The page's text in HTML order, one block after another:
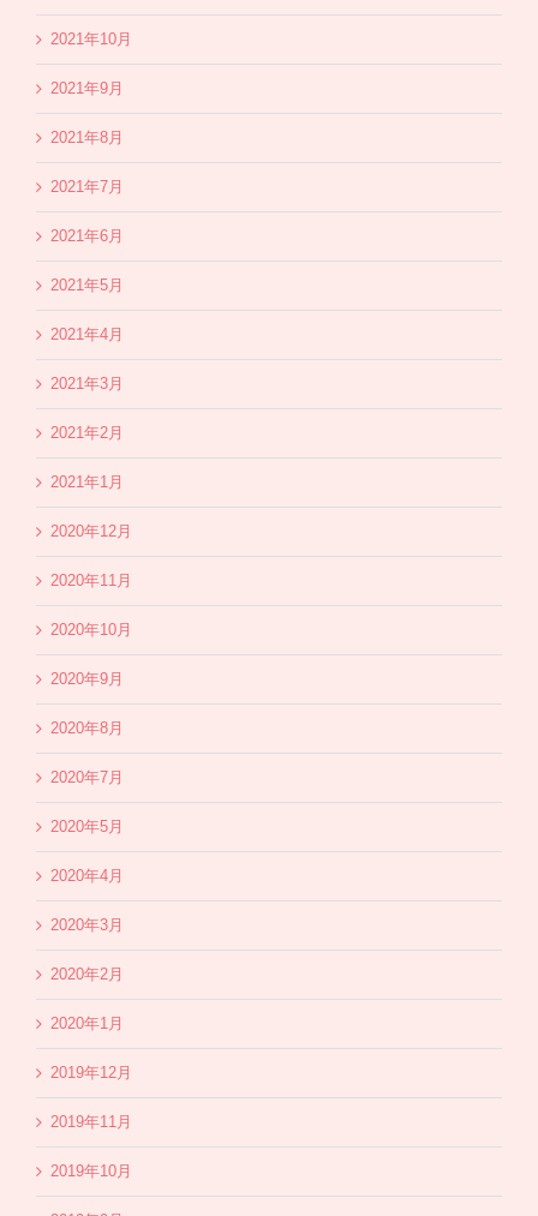
2021年10月
2021年9月
2021年8月
2021年7月
2021年6月
2021年5月
2021年4月
2021年3月
2021年2月
2021年1月
2020年12月
2020年11月
2020年10月
2020年9月
2020年8月
2020年7月
2020年5月
2020年4月
2020年3月
2020年2月
2020年1月
2019年12月
2019年11月
2019年10月